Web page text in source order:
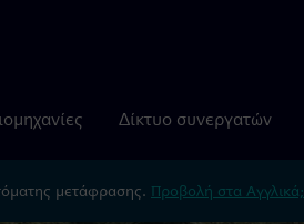
Δίκτυο συνεργατών
μετάφρασης. Προβολή στα Αγγλικά;